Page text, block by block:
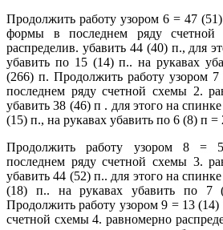
Продолжить работу узором 6 = 47
формы в последнем ряду счетной
распределив. убавить 44 (40) п., для
убавить по 15 (14) п.. на рукавах
(266) п. Продолжить работу узором
последнем ряду счетной схемы 2.
убавить 38 (46) п . для этого на
(15) п., на рукавах убавить по 6 (8) п =
Продолжить работу узором 8 =
последнем ряду счетной схемы 3.
убавить 44 (52) п.. для этого на
(18) п.. на рукавах убавить по
Продолжить работу узором 9 = 13
счетной схемы 4. равномерно